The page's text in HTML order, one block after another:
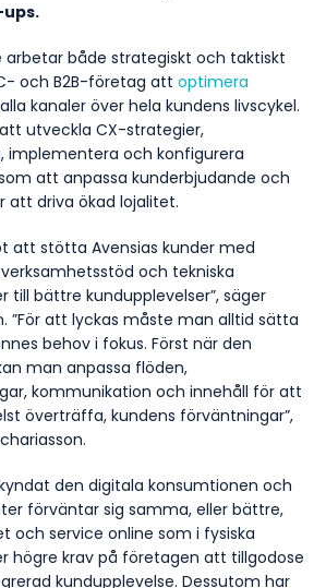
arbetar både strategiskt och taktiskt
och B2B-företag att optimera
kanaler över hela kundens livscykel.
utveckla CX-strategier,
implementera och konfigurera
att anpassa kunderbjudande och
att driva ökad lojalitet.
att stötta Avensias kunder med
och tekniska
till bättre kundupplevelser”, säger
”För att lyckas måste man alltid sätta
behov i fokus. Först när den
man anpassa flöden,
kommunikation och innehåll för att
överträffa, kundens förväntningar”,
den digitala konsumtionen och
förväntar sig samma, eller bättre,
och service online som i fysiska
högre krav på företagen att tillgodose
kundupplevelse. Dessutom har